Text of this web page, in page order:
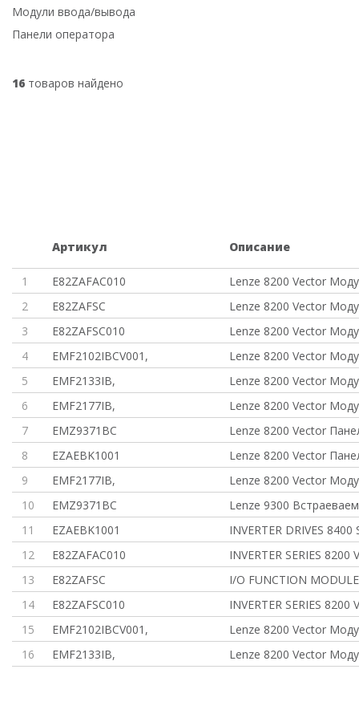
Модули ввода/вывода
Панели оператора
16 товаров найдено
Артикул Описание
1 E82ZAFAC010
Lenze 8200 Vector
2
E82ZAFSC
Lenze 8200 Vector
3
E82ZAFSC010
Lenze 8200 Vector
4
EMF2102IBCV001,
Lenze 8200 Vector
5
EMF2133IB,
Lenze 8200 Vector
6
EMF2177IB,
Lenze 8200 Vector
7
EMZ9371BC
Lenze 8200 Vector
8
EZAEBK1001
Lenze 8200 Vector
9
EMF2177IB,
Lenze 8200 Vector
10
EMZ9371BC
Lenze 9300
11
EZAEBK1001
INVERTER DRIVES 8400
12
E82ZAFAC010
INVERTER SERIES 8200
13
E82ZAFSC
I/O FUNCTION
14
E82ZAFSC010
INVERTER SERIES 8200
15
EMF2102IBCV001,
Lenze 8200 Vector
16
EMF2133IB, Lenze 8200 Vector